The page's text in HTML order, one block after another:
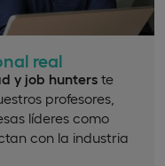
real
y job hunters te
profesores,
líderes como
con la industria